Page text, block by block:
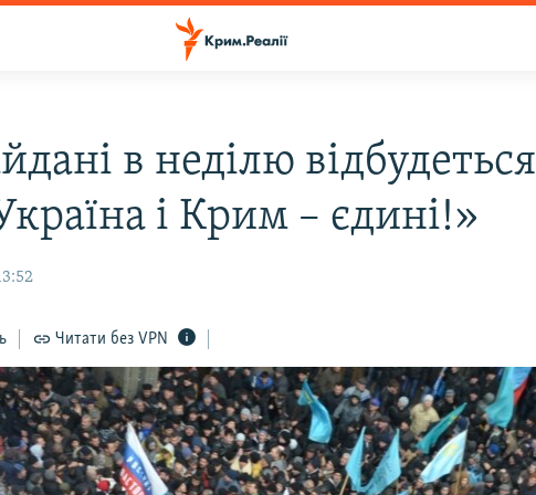
в неділю відбудеться
і Крим – єдині!»
Читати без VPN